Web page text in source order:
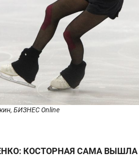
БИЗНЕС Online
КОСТОРНАЯ САМА ВЫШЛА